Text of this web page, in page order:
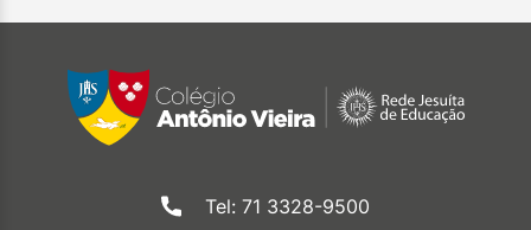
Tel: 71 3328-9500